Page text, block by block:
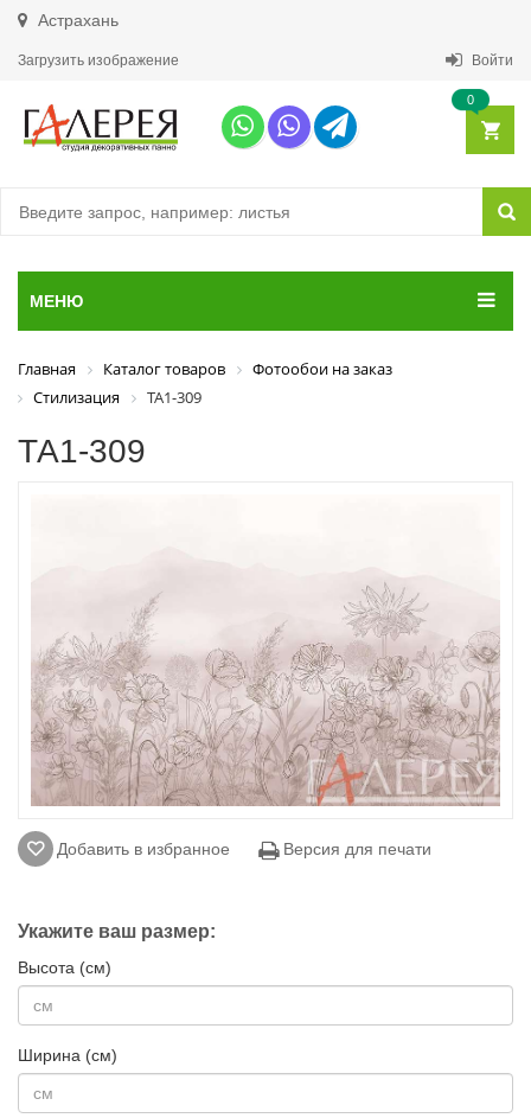
Астрахань
Загрузить изображение Войти
0
МЕНЮ
Главная Каталог товаров
Фотообои на заказ
Стилизация
ТА1-309
ТА1-309
Добавить в избранное Версия для печати
Укажите ваш размер:
Высота (см)
Ширина (см)